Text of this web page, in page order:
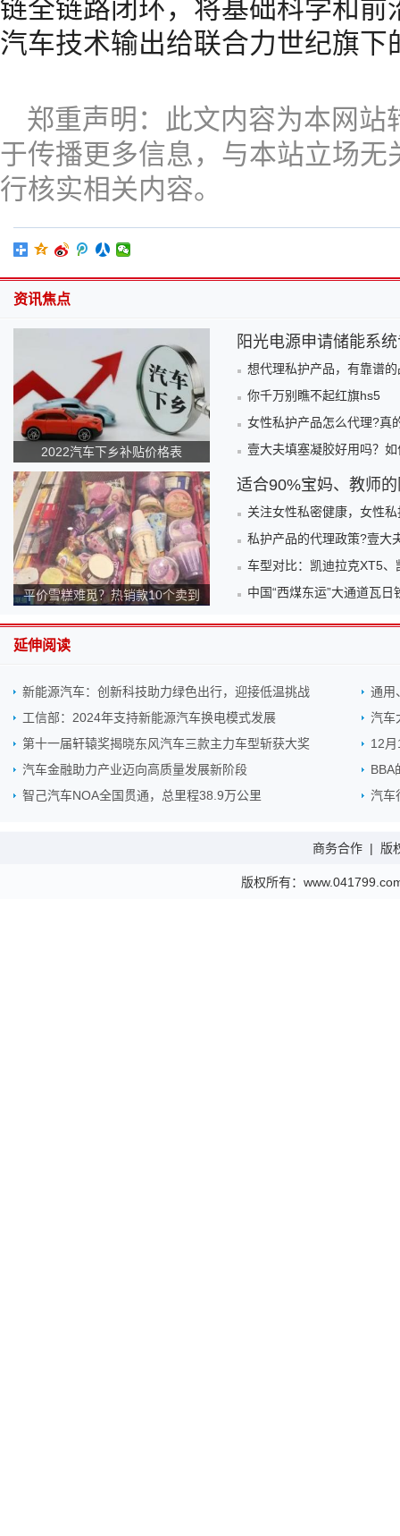
链全链路闭环，将基础科学和
汽车技术输出给联合力世纪旗下
郑重声明：此文内容为本网
于传播更多信息，与本站立场
行核实相关内容。
资讯焦点
2022汽车下乡补贴价格表
平价雪糕难觅？热销款10个卖到
阳光电源申请储能系
想代理私护产品，有靠谱
你千万别瞧不起红旗hs5
女性私护产品怎么代理?真
壹大夫填塞凝胶好用吗？
适合90%宝妈、教师
关注女性私密健康，女性
私护产品的代理政策?壹大
车型对比：凯迪拉克XT5
中国“西煤东运”大通道瓦
延伸阅读
新能源汽车：创新科技助力绿色出行，迎接低温挑战
通用
工信部：2024年支持新能源汽车换电模式发展
汽车
第十一届轩辕奖揭晓东风汽车三款主力车型斩获大奖
12
汽车金融助力产业迈向高质量发展新阶段
BBA
智己汽车NOA全国贯通，总里程38.9万公里
汽车
商务合作 | 版
版权所有：